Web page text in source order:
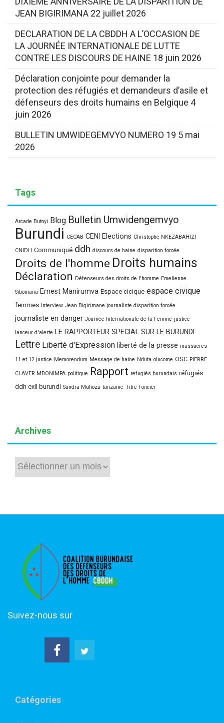
JEAN BIGIRIMANA 22 juillet 2026
DECLARATION DE LA CBDDH A L’OCCASION DE
LA JOURNÉE INTERNATIONALE DE LUTTE
CONTRE LES DISCOURS DE HAINE 18 juin 2026
Déclaration conjointe pour demander la
protection des réfugiés et demandeurs d’asile et
défenseurs des droits humains en Belgique 4
juin 2026
BULLETIN UMWIDEGEMVYO NUMERO 19 5 mai
2026
Tags
Arcade Butoyi Blog Bulletin Umwidengemvyo
Burundi CECAB CENI Elections Christophe NKEZABAHIZI
CNIDH Communiqué ddh discours de haine disparition forcée
Droits de l'homme Droits humains
Déclaration Défenseurs des droits de l'homme Emelienne
Sibomana Ernest Manirumva Espace cicique espace civique
femmes Interview Jean Bigirimane journaliste disparition forcée
journaliste en danger Journée Internationale de la Femme justice
lanceur d'alerte LE RAPPORTEUR SPECIAL SUR LE BURUNDI
Lettre Liberté d'Expression liberté de la presse massacres
11 et 12 justice Memorendum Message de haine Nduta olucome OSC PIERRE
CLAVER MBONIMPA politique Rapport refugiés burundais réfugiés
ddh exil burundi Sandra Muhoza tanzanie Titre Foncier
Archives
Archives
Suivez-nous sur
Catégories